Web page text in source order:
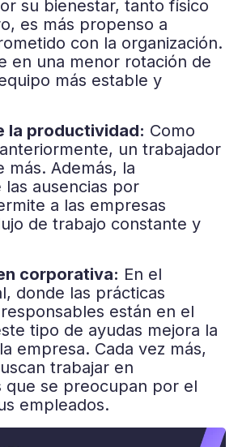
su bienestar, tanto físico
es más propenso a
con la organización.
en una menor rotación de
más estable y
la productividad: Como
un trabajador
más. Además, la
las ausencias por
a las empresas
de trabajo constante y
corporativa: En el
donde las prácticas
están en el
tipo de ayudas mejora la
empresa. Cada vez más,
trabajar en
que se preocupan por el
empleados.